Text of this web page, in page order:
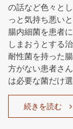
の話など色々と
っと気持ち悪い
腸内細菌を患者
しまおうとする
耐性菌を持った
方がない患者さ
は必要な菌だけ
続きを読む